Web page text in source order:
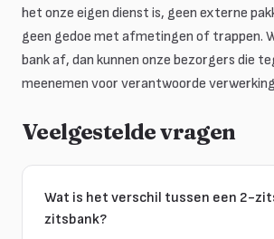
het onze eigen dienst is, geen externe
geen gedoe met afmetingen of trappen.
bank af, dan kunnen onze bezorgers die
meenemen voor verantwoorde
Veelgestelde vragen
Wat is het verschil tussen een 2-
zitsbank?